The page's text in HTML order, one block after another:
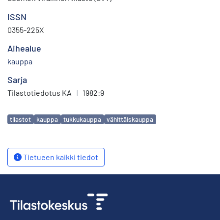
ISSN
0355-225X
Aihealue
kauppa
Sarja
Tilastotiedotus KA | 1982:9
Avainsanat
tilastot kauppa tukkukauppa vähittäiskauppa
Tietueen kaikki tiedot